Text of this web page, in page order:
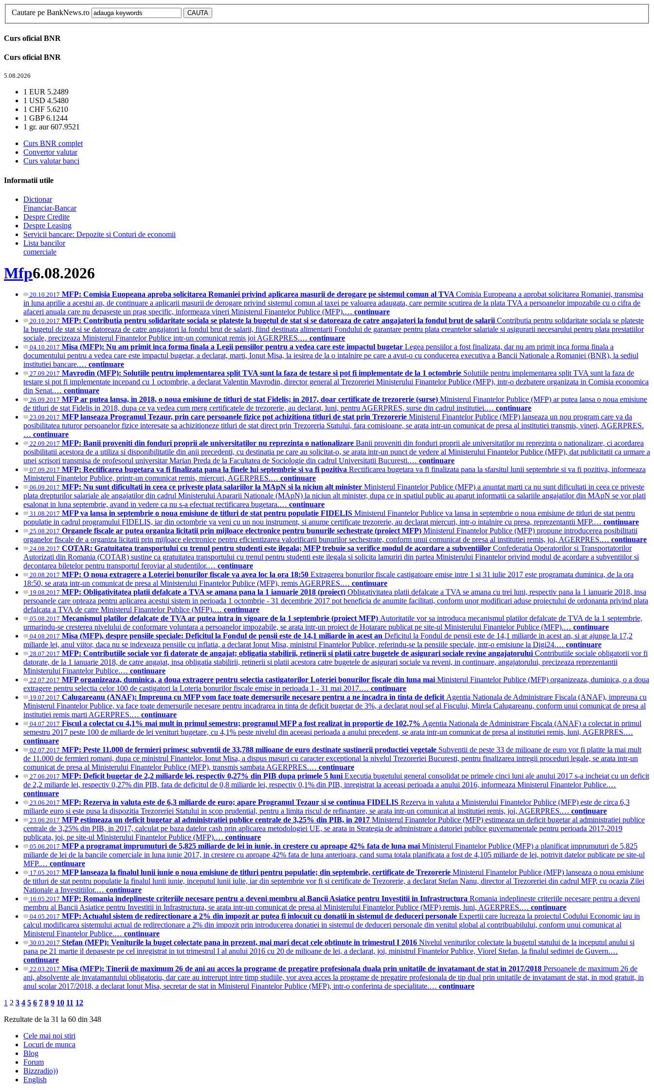
Cautare pe BankNews.ro
Curs oficial BNR
Curs oficial BNR
5.08.2026
1 EUR 5.2489
1 USD 4.5480
1 CHF 5.6210
1 GBP6.1244
1 gr. aur607.9521
Curs BNR complet
Convertor valutar
Curs valutar banci
Informatii utile
Dictionar
Financiar-Bancar
Despre Credite
Despre Leasing
Servicii bancare: Depozite si Conturi de economii
Lista bancilor
comerciale
Mfp6.08.2026
20.10.2017 MFP: Comisia Euopeana aproba solicitarea Romaniei privind aplicarea masurii de derogare pe sistemul comun al TVA Comisia Europeana a aprobat solicitarea Romaniei, transmisa
in luna aprilie a acestui an, de continuare a aplicarii masurii de derogare privind sistemul comun al taxei pe valoarea adaugata, care permite scutirea de la plata TVA a persoanelor impozabile cu o cifra de
afaceri anuala care nu depaseste un prag specific, informeaza vineri Ministerul Finantelor Publice (MFP).… continuare
20.10.2017 MFP: Contributia pentru solidaritate sociala se plateste la bugetul de stat si se datoreaza de catre angajatori la fondul brut de salarii Contributia pentru solidaritate sociala se plateste
la bugetul de stat si se datoreaza de catre angajatori la fondul brut de salarii, fiind destinata alimentarii Fondului de garantare pentru plata creantelor salariale si asigurarii necesarului pentru plata prestatiilor
sociale, precizeaza Ministerul Finantelor Publice intr-un comunicat remis joi AGERPRES.… continuare
04.10.2017 Misa (MFP): Nu am primit inca forma finala a Legii pensiilor pentru a vedea care este impactul bugetar Legea pensiilor a fost finalizata, dar nu am primit inca forma finala a
documentului pentru a vedea care este impactul bugetar, a declarat, marti, Ionut Misa, la iesirea de la o intalnire pe care a avut-o cu conducerea executiva a Bancii Nationale a Romaniei (BNR), la sediul
institutiei bancare.… continuare
27.09.2017 Mavrodin (MFP): Solutiile pentru implementarea split TVA sunt la faza de testare si pot fi implementate de la 1 octombrie Solutiile pentru implementarea split TVA sunt la faza de
testare si pot fi implementate incepand cu 1 octombrie, a declarat Valentin Mavrodin, director general al Trezoreriei Ministerului Finantelor Publice (MFP), intr-o dezbatere organizata in Comisia economica
din Senat.… continuare
26.09.2017 MFP ar putea lansa, in 2018, o noua emisiune de titluri de stat Fidelis; in 2017, doar certificate de trezorerie (surse) Ministerul Finantelor Publice (MFP) ar putea lansa o noua emisiune
de titluri de stat Fidelis in 2018, dupa ce va vedea cum merg certificatele de trezorerie, au declarat, luni, pentru AGERPRES, surse din cadrul institutiei.… continuare
23.09.2017 MFP lanseaza Programul Tezaur, prin care persoanele fizice pot achizitiona titluri de stat prin Trezorerie Ministerul Finantelor Publice (MFP) lanseaza un nou program care va da
posibilitatea tuturor persoanelor fizice interesate sa achizitioneze titluri de stat direct prin Trezoreria Statului, fara comisioane, se arata intr-un comunicat de presa al institutiei transmis, vineri, AGERPRES.
… continuare
22.09.2017 MFP: Banii proveniti din fonduri proprii ale universitatilor nu reprezinta o nationalizare Banii proveniti din fonduri proprii ale universitatilor nu reprezinta o nationalizare, ci acordarea
posibilitatii acestora de a utiliza si disponibilitatile din anii precedenti, cu destinatia pe care au solicitat-o, se arata intr-un punct de vedere al Ministerului Finantelor Publice (MFP), dat publicitatii ca urmare a
unei scrisori transmisa de profesorul universitar Marian Preda de la Facultatea de Sociologie din cadrul Universitatii Bucuresti.… continuare
07.09.2017 MFP: Rectificarea bugetara va fi finalizata pana la finele lui septembrie si va fi pozitiva Rectificarea bugetara va fi finalizata pana la sfarsitul lunii septembrie si va fi pozitiva, informeaza
Ministerul Finantelor Publice, printr-un comunicat remis, miercuri, AGERPRES.… continuare
06.09.2017 MFP: Nu sunt dificultati in ceea ce priveste plata salariilor la MApN si la niciun alt minister Ministerul Finantelor Publice (MFP) a anuntat marti ca nu sunt dificultati in ceea ce priveste
plata drepturilor salariale ale angajatilor din cadrul Ministerului Apararii Nationale (MApN) la niciun alt minister, dupa ce in spatiul public au aparut informatii ca salariile angajatilor din MApN se vor plati
esalonat in luna septembrie, avand in vedere ca nu s-a efectuat rectificarea bugetara.… continuare
31.08.2017 MFP va lansa in septembrie o noua emisiune de titluri de stat pentru populatie FIDELIS Ministerul Finantelor Publice va lansa in septembrie o noua emisiune de titluri de stat pentru
populatie in cadrul programului FIDELIS, iar din octombrie va veni cu un nou instrument, si anume certificate trezorerie, au declarat miercuri, intr-o intalnire cu presa, reprezentantii MFP.… continuare
25.08.2017 Organele fiscale ar putea organiza licitatii prin mijloace electronice pentru bunurile sechestrate (proiect MFP) Ministerul Finantelor Publice (MFP) propune introducerea posibilitatii
organelor fiscale de a organiza licitatii prin mijloace electronice pentru eficientizarea valorificarii bunurilor sechestrate, conform unui comunicat de presa al institutiei remis, joi, AGERPRES.… continuare
24.08.2017 COTAR: Gratuitatea transportului cu trenul pentru studenti este ilegala; MFP trebuie sa verifice modul de acordare a subventiilor Confederatia Operatorilor si Transportatorilor
Autorizati din Romania (COTAR) sustine ca gratuitatea transportului cu trenul pentru studenti este ilegala si solicita lamuriri din partea Ministerului Finantelor privind modul de acordare a subventiilor si
decontarea biletelor pentru transportul feroviar al studentilor.… continuare
20.08.2017 MFP: O noua extragere a Loteriei bonurilor fiscale va avea loc la ora 18:50 Extragerea bonurilor fiscale castigatoare emise intre 1 si 31 iulie 2017 este programata duminica, de la ora
18:50, se arata intr-un comunicat de presa al Ministerului Finantelor Publice (MFP), remis AGERPRES.… continuare
19.08.2017 MFP: Obligativitatea platii defalcate a TVA se amana pana la 1 ianuarie 2018 (proiect) Obligativitatea platii defalcate a TVA se amana cu trei luni, respectiv pana la 1 ianuarie 2018, insa
persoanele care opteaza pentru aplicarea acestui sistem in perioada 1 octombrie - 31 decembrie 2017 pot beneficia de anumite facilitati, conform unor modificari aduse proiectului de ordonanta privind plata
defalcata a TVA de catre Ministerul Finantelor Publice (MFP).… continuare
05.08.2017 Mecanismul platilor defalcate de TVA ar putea intra in vigoare de la 1 septembrie (proiect MFP) Autoritatile vor sa introduca mecanismul platilor defalcate de TVA de la 1 septembrie,
urmarindu-se cresterea nivelului de conformare voluntara a persoanelor impozabile, se arata intr-un proiect de Hotarare publicat pe site-ul Ministerului Finantelor Publice (MFP).… continuare
04.08.2017 Misa (MFP), despre pensiile speciale: Deficitul la Fondul de pensii este de 14,1 miliarde in acest an Deficitul la Fondul de pensii este de 14,1 miliarde in acest an, si ar ajunge la 17,2
miliarde lei, anul viitor, daca nu se indexeaza pensiile cu inflatia, a declarat Ionut Misa, ministrul Finantelor Publice, referindu-se la pensiile speciale, intr-o emisiune la Digi24.… continuare
28.07.2017 MFP: Contributiile sociale vor fi datorate de angajat; obligatia stabilirii, retinerii si platii catre bugetele de asigurari sociale revine angajatorului Contributiile sociale obligatorii vor fi
datorate, de la 1 ianuarie 2018, de catre angajat, insa obligatia stabilirii, retinerii si platii acestora catre bugetele de asigurari sociale va reveni, in continuare, angajatorului, precizeaza reprezentantii
Ministerului Finantelor Publice.… continuare
22.07.2017 MFP organizeaza, duminica, a doua extragere pentru selectia castigatorilor Loteriei bonurilor fiscale din luna mai Ministerul Finantelor Publice (MFP) organizeaza, duminica, o a doua
extragere pentru selectia celor 100 de castigatori la Loteria bonurilor fiscale emise in perioada 1 - 31 mai 2017.… continuare
19.07.2017 Calugareanu (ANAF): Impreuna cu MFP vom face toate demersurile necesare pentru a ne incadra in tinta de deficit Agentia Nationala de Administrare Fiscala (ANAF), impreuna cu
Ministerul Finantelor Publice, va face toate demersurile necesare pentru incadrarea in tinta de deficit bugetar de 3%, a declarat noul sef al Fiscului, Mirela Calugareanu, conform unui comunicat de presa al
institutiei remis marti AGERPRES.… continuare
04.07.2017 Fiscul a colectat cu 4,1% mai mult in primul semestru; programul MFP a fost realizat in proportie de 102,7% Agentia Nationala de Administrare Fiscala (ANAF) a colectat in primul
semestru 2017 peste 100 de miliarde de lei venituri bugetare, cu 4,1% peste nivelul din aceeasi perioada a anului precedent, se arata intr-un comunicat de presa al institutiei remis, luni, AGERPRES.…
continuare
02.07.2017 MFP: Peste 11.000 de fermieri primesc subventii de 33,788 milioane de euro destinate sustinerii productiei vegetale Subventii de peste 33 de milioane de euro vor fi platite la mai mult
de 11.000 de fermieri romani, dupa ce ministrul Finantelor, Ionut Misa, a dispus masuri cu caracter exceptional la nivelul Trezoreriei Bucuresti, pentru finalizarea intregii proceduri legale, se arata intr-un
comunicat de presa al Ministerului Finantelor Publice (MFP), transmis sambata AGERPRES.… continuare
27.06.2017 MFP: Deficit bugetar de 2,2 miliarde lei, respectiv 0,27% din PIB dupa primele 5 luni Executia bugetului general consolidat pe primele cinci luni ale anului 2017 s-a incheiat cu un deficit
de 2,2 miliarde lei, respectiv 0,27% din PIB, fata de deficitul de 0,8 miliarde lei, respectiv 0,1% din PIB, inregistrat la aceeasi perioada a anului 2016, informeaza Ministerul Finantelor Publice.…
continuare
23.06.2017 MFP: Rezerva in valuta este de 6,3 miliarde de euro; apare Programul Tezaur si se continua FIDELIS Rezerva in valuta a Ministerului Finantelor Publice (MFP) este de circa 6,3
miliarde euro si este pusa la dispozitia Trezoreriei Statului in scop prudential, pentru a limita riscul de refinantare, se arata intr-un comunicat al institutiei remis, joi, AGERPRES.… continuare
23.06.2017 MFP estimeaza un deficit bugetar al administratiei publice centrale de 3,25% din PIB, in 2017 Ministerul Finantelor Publice (MFP) estimeaza un deficit bugetar al administratiei publice
centrale de 3,25% din PIB, in 2017, calculat pe baza datelor cash prin aplicarea metodologiei UE, se arata in Strategia de administrare a datoriei publice guvernamentale pentru perioada 2017-2019
publicata, joi, pe site-ul Ministerului Finantelor Publice (MFP).… continuare
05.06.2017 MFP a programat imprumuturi de 5,825 miliarde de lei in iunie, in crestere cu aproape 42% fata de luna mai Ministerul Finantelor Publice (MFP) a planificat imprumuturi de 5,825
miliarde de lei de la bancile comerciale in luna iunie 2017, in crestere cu aproape 42% fata de luna anterioara, cand suma totala planificata a fost de 4,105 miliarde de lei, potrivit datelor publicate pe site-ul
MFP.… continuare
17.05.2017 MFP lanseaza la finalul lunii iunie o noua emisiune de titluri pentru populatie; din septembrie, certificate de Trezorerie Ministerul Finantelor Publice (MFP) lanseaza o noua emisiune
de titluri de stat pentru populatie la finalul lunii iunie, inceputul lunii iulie, iar din septembrie vor fi si certificate de Trezorerie, a declarat Stefan Nanu, director al Trezoreriei din cadrul MFP, cu ocazia Zilei
Nationale a Investitiilor.… continuare
16.05.2017 MFP: Romania indeplineste criteriile necesare pentru a deveni membru al Bancii Asiatice pentru Investitii in Infrastructura Romania indeplineste criteriile necesare pentru a deveni
membru al Bancii Asiatice pentru Investitii in Infrastructura, se arata intr-un comunicat de presa al Ministerului Finantelor Publice (MFP) remis, luni, AGERPRES.… continuare
04.05.2017 MFP: Actualul sistem de redirectionare a 2% din impozit ar putea fi inlocuit cu donatii in sistemul de deduceri personale Expertii care lucreaza la proiectul Codului Economic iau in
calcul modificarea sistemului actual de redirectionare a 2% din impozit prin introducerea donatiei in sistemul de deduceri personale din venitul global al contribuabilului, conform unui comunicat al
Ministerul Finantelor Publice.… continuare
30.03.2017 Stefan (MFP): Veniturile la buget colectate pana in prezent, mai mari decat cele obtinute in trimestrul I 2016 Nivelul veniturilor colectate la bugetul statului de la inceputul anului si
pana pe 21 martie il depaseste pe cel inregistrat in tot trimestrul I al anului 2016 cu 20 de milioane de lei, a declarat, joi, ministrul Finantelor Publice, Viorel Stefan, la finalul sedintei de Guvern.…
continuare
22.03.2017 Misa (MFP): Tinerii de maximum 26 de ani au acces la programe de pregatire profesionala duala prin unitatile de invatamant de stat in 2017/2018 Persoanele de maximum 26 de
ani, absolvente ale invatamantului obligatoriu, dar care au intrerupt intre timp studiile, vor avea acces la programe de pregatire profesionala de tip dual prin unitatile de invatamant de stat, in mod gratuit, in
anul scolar 2017/2018, a declarat Ionut Misa, secretar de stat in Ministerul Finantelor Publice (MFP), intr-o conferinta de specialitate.… continuare
1 2 3 4 5 6 7 8 9 10 11 12
Rezultate de la 31 la 60 din 348
Cele mai noi stiri
Locuri de munca
Blog
Forum
Bizzradio))
English